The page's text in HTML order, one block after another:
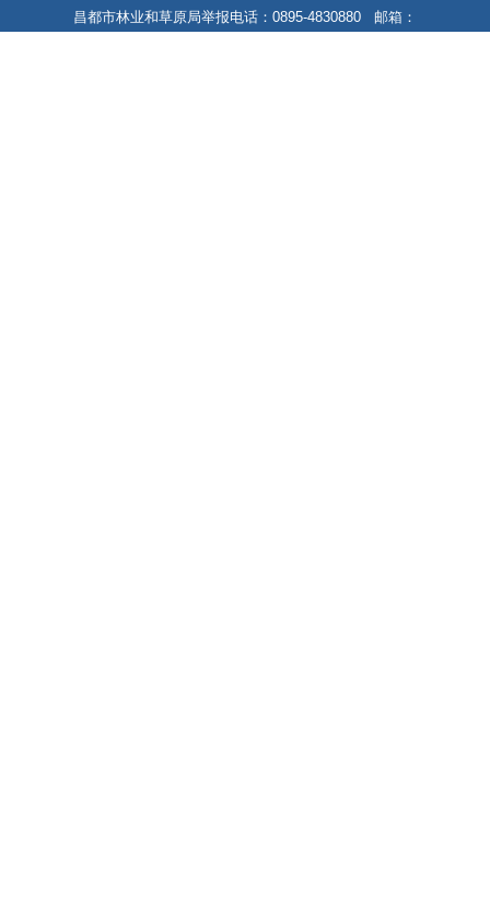
昌都市林业和草原局举报电话：0895-4830880 邮箱：